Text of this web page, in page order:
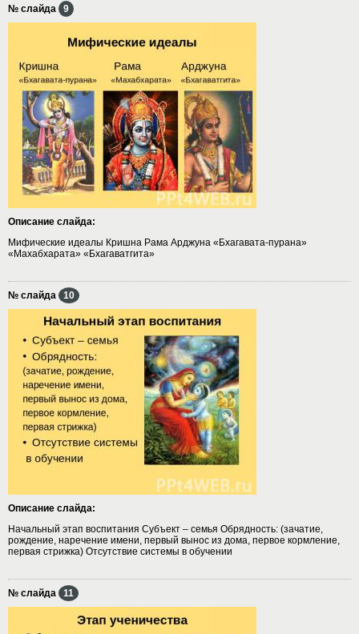
№ слайда 9
Описание слайда:
Мифические идеалы Кришна Рама Арджуна «Бхагавата-пурана»
«Махабхарата» «Бхагаватгита»
№ слайда 10
Описание слайда:
Начальный этап воспитания Субъект – семья Обрядность: (зачатие,
рождение, наречение имени, первый вынос из дома, первое кормление,
первая стрижка) Отсутствие системы в обучении
№ слайда 11